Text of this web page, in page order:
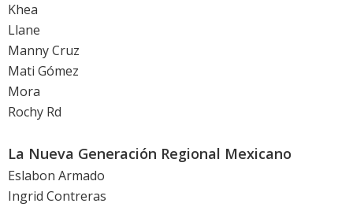
Khea
Llane
Manny Cruz
Mati Gómez
Mora
Rochy Rd
La Nueva Generación Regional Mexicano
Eslabon Armado
Ingrid Contreras